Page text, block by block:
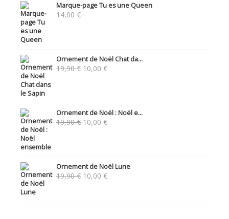
Marque-page Tu es une Queen
14,00 €
Ornement de Noël Chat da...
19,90€ Le
10,00 €Le
Ornement de Noël : Noël e...
19,90€ Le
10,00 €Le
Ornement de Noël Lune
19,90€ Le
10,00 €Le